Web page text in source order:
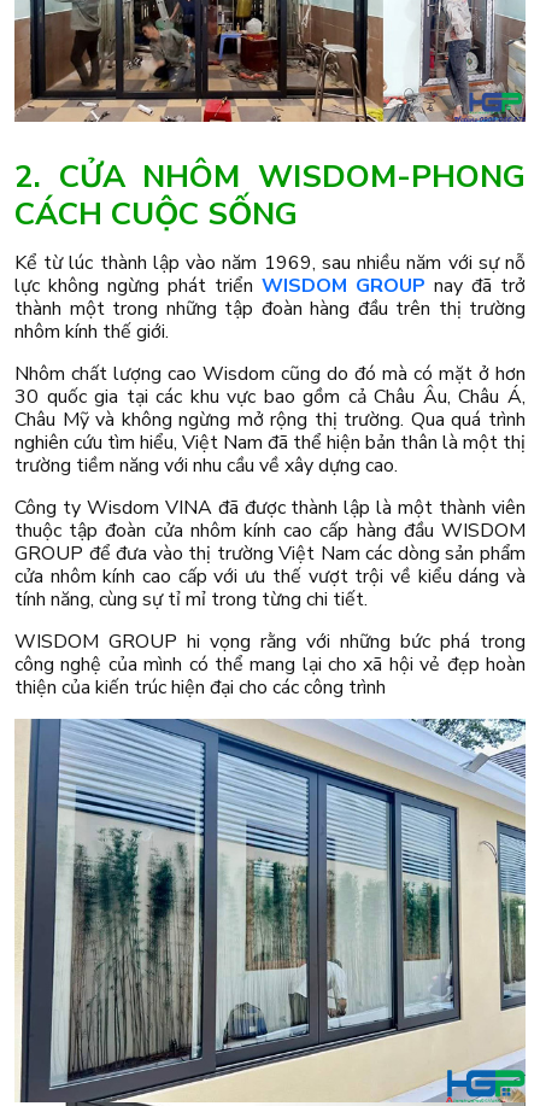
2. CỬA NHÔM WISDOM-PHONG
CÁCH CUỘC SỐNG
Kể từ lúc thành lập vào năm 1969, sau nhiều năm với sự nỗ
lực không ngừng phát triển WISDOM GROUP nay đã trở
thành một trong những tập đoàn hàng đầu trên thị trường
nhôm kính thế giới.
Nhôm chất lượng cao Wisdom cũng do đó mà có mặt ở hơn
30 quốc gia tại các khu vực bao gồm cả Châu Âu, Châu Á,
Châu Mỹ và không ngừng mở rộng thị trường. Qua quá trình
nghiên cứu tìm hiểu, Việt Nam đã thể hiện bản thân là một thị
trường tiềm năng với nhu cầu về xây dựng cao.
Công ty Wisdom VINA đã được thành lập là một thành viên
thuộc tập đoàn cửa nhôm kính cao cấp hàng đầu WISDOM
GROUP để đưa vào thị trường Việt Nam các dòng sản phẩm
cửa nhôm kính cao cấp với ưu thế vượt trội về kiểu dáng và
tính năng, cùng sự tỉ mỉ trong từng chi tiết.
WISDOM GROUP hi vọng rằng với những bức phá trong
công nghệ của mình có thể mang lại cho xã hội vẻ đẹp hoàn
thiện của kiến trúc hiện đại cho các công trình